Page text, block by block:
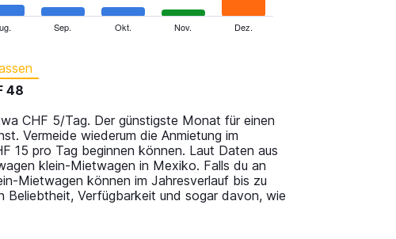
Sep. Okt. Nov. Dez.
48
CHF 5/Tag. Der günstigste Monat für einen
Vermeide wiederum die Anmietung im
15 pro Tag beginnen können. Laut Daten aus
klein-Mietwagen in Mexiko. Falls du an
Mietwagen können im Jahresverlauf bis zu
Beliebtheit, Verfügbarkeit und sogar davon, wie